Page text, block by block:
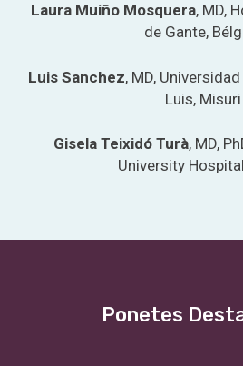
Laura Muiño Mosquera, MD,
de Gante,
Luis Sanchez, MD,
Luis, Misuri
Gisela Teixidó Turà, MD,
University
Ponetes